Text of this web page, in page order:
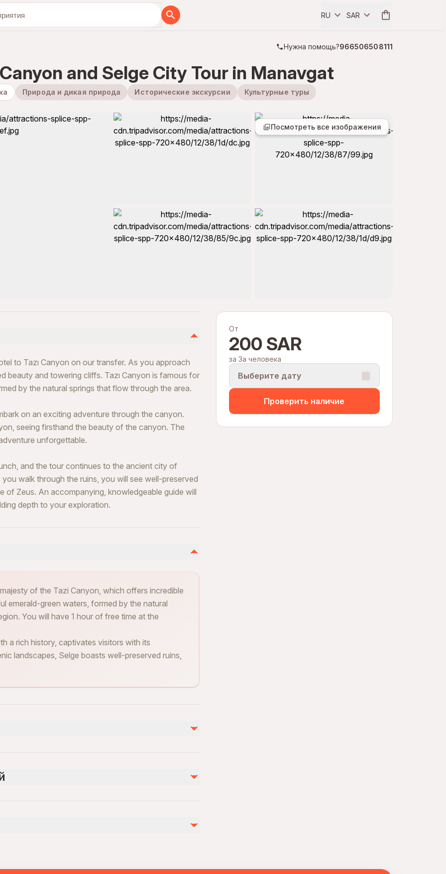
вместе с нами RU SAR
Нужна помощь?966506508111
and Selge City Tour in Manavgat
Природа и дикая природа Исторические экскурсии Культурные туры
Посмотреть все изображения
От
200 SAR
за За человека
Выберите дату
Проверить наличие
to Tazı Canyon on our transfer. As you approach
beauty and towering cliffs. Tazı Canyon is famous for
by the natural springs that flow through the area.
on an exciting adventure through the canyon.
seeing firsthand the beauty of the canyon. The
unforgettable.
and the tour continues to the ancient city of
walk through the ruins, you will see well-preserved
of Zeus. An accompanying, knowledgeable guide will
depth to your exploration.
of the Tazi Canyon, which offers incredible
emerald-green waters, formed by the natural
You will have 1 hour of free time at the
a rich history, captivates visitors with its
landscapes, Selge boasts well-preserved ruins,
1 to 2.5 hours.